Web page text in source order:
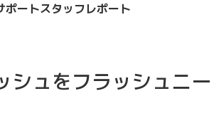
ポートスタッフレポート
シュをフラッシュニ